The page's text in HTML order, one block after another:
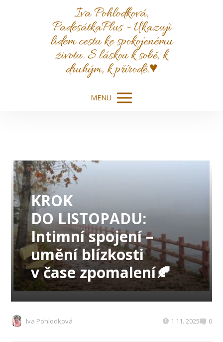
Iva Pohlodková,
PadesátkaPlus - Ukazuji
lidem cestu ke spokojenému
životu. S láskou k sobě, k
druhým, k přírodě.♥️
MENU
KROK
DO LISTOPADU:
Intimní spojení –
umění blízkosti
v čase zpomalení🍂
Iva Pohlodková 1.11. 2025 0